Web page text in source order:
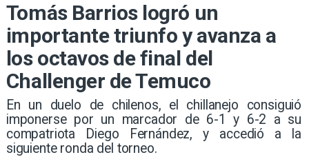
Tomás Barrios logró un
importante triunfo y avanza a
los octavos de final del
Challenger de Temuco
​En un duelo de chilenos, el chillanejo consiguió
imponerse por un marcador de 6-1 y 6-2 a su
compatriota Diego Fernández, y accedió a la
siguiente ronda del torneo.